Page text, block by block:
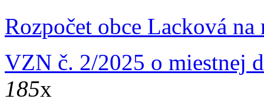
Rozpočet obce Lacková
VZN č. 2/2025 o miestnej
185x